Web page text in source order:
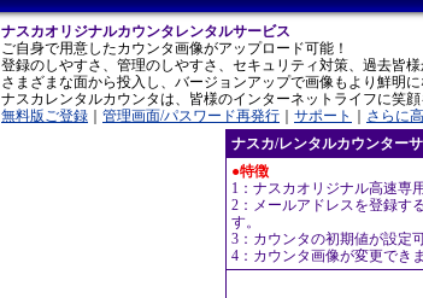
ナスカオリジナルカウンタレンタルサービス
ご自身で用意したカウンタ画像がアップロード可能！
登録のしやすさ、管理のしやすさ、セキュリティ対策、過去皆
さまざまな面から投入し、バージョンアップで画像もより鮮明に
ナスカレンタルカウンタは、皆様のインターネットライフに笑顔
無料版ご登録
管理画面/パスワード再発行 サポート さらに
ナスカ/レンタルカウンター
●特徴
1：ナスカオリジナル高速専
2：メールアドレスを登録す
す。
3：カウンタの初期値が設定
4：カウンタ画像が変更できま